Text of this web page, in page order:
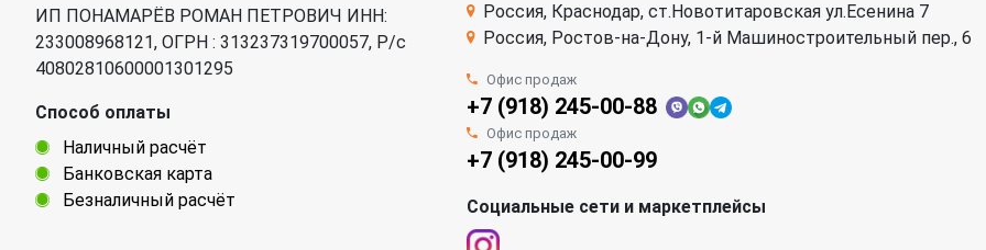
ИП ПОНАМАРЁВ РОМАН ПЕТРОВИЧ ИНН:
233008968121, ОГРН : 313237319700057, Р/c
40802810600001301295
Способ оплаты
Наличный расчёт
Банковская карта
Безналичный расчёт
Россия, Краснодар, ст.Новотитаровская ул.Есенина 7
Россия, Ростов-на-Дону, 1-й Машиностроительный пер., 6
Офис продаж
+7 (918) 245-00-88
Офис продаж
+7 (918) 245-00-99
Социальные сети и маркетплейсы